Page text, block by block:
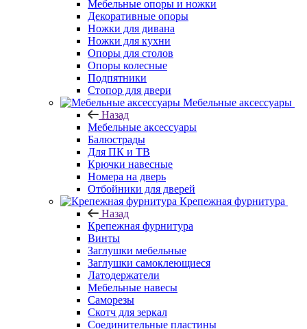
Мебельные опоры и ножки
Декоративные опоры
Ножки для дивана
Ножки для кухни
Опоры для столов
Опоры колесные
Подпятники
Стопор для двери
Мебельные аксессуары
Назад
Мебельные аксессуары
Балюстрады
Для ПК и ТВ
Крючки навесные
Номера на дверь
Отбойники для дверей
Крепежная фурнитура
Назад
Крепежная фурнитура
Винты
Заглушки мебельные
Заглушки самоклеющиеся
Латодержатели
Мебельные навесы
Саморезы
Скотч для зеркал
Соединительные пластины